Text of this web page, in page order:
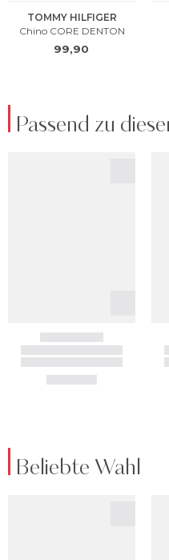
Passend zu
Beliebte Wahl